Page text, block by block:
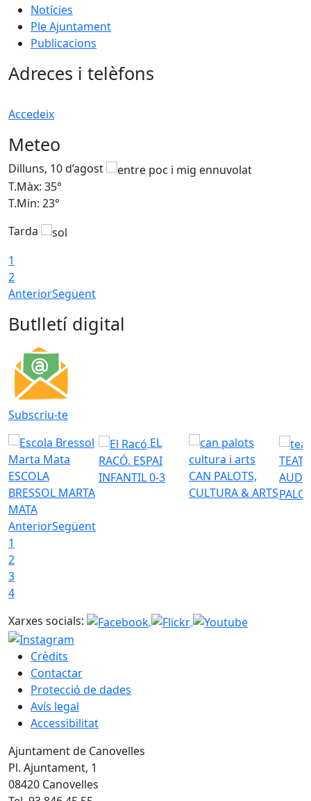
Notícies
Ple Ajuntament
Publicacions
Adreces i telèfons
Accedeix
Meteo
Dilluns, 10 d’agost
T.Màx: 35°
T.Min: 23°
Tarda
1
2
AnteriorSegüent
Butlletí digital
Subscriu-te
ESCOLA
BRESSOL MARTA
MATA
EL
RACÓ. ESPAI
INFANTIL 0-3
CAN PALOTS,
CULTURA & ARTS
AnteriorSegüent
1
2
3
4
Xarxes socials:
Crèdits
Contactar
Protecció de dades
Avís legal
Accessibilitat
Ajuntament de Canovelles
Pl. Ajuntament, 1
08420 Canovelles